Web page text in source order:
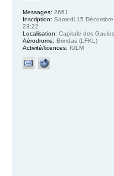
Messages: 2661
Inscription: Samedi 15
23:22
Localisation: Capitale des Gaules
Aérodrome: Brindas (LFKL)
Activité/licences: IULM